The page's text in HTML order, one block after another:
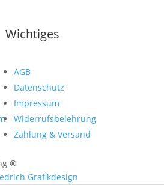
Wichtiges
AGB
Datenschutz
Impressum
Widerrufsbelehrung
Zahlung & Versand
®
Grafikdesign